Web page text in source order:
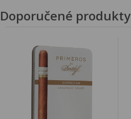
Doporučené produkty